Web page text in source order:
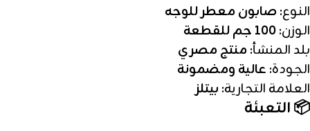
النوع:صابون معطر للوجه
الوزن:100 جم للقطعة
بلد المنشأ: منتج مصري
الجودة: عالية ومضمونة
العلامة التجارية: بيتلز
📦 التعبئة